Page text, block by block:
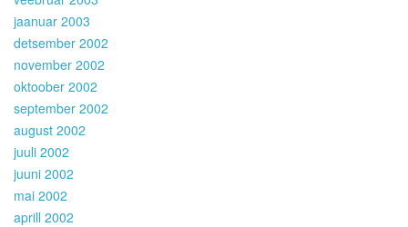
jaanuar 2003
detsember 2002
november 2002
oktoober 2002
september 2002
august 2002
juuli 2002
juuni 2002
mai 2002
aprill 2002